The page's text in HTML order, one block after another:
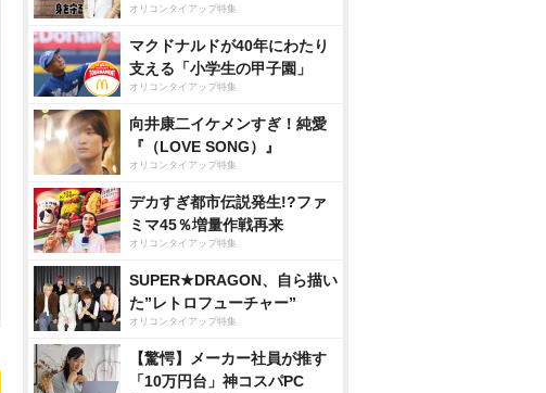
オリコンタイアップ特集
マクドナルドが40年にわたり
支える「小学生の甲子園」
オリコンタイアップ特集
向井康二イケメンすぎ！純愛
『（LOVE SONG）』
オリコンタイアップ特集
デカすぎ都市伝説発生!?ファ
ミマ45％増量作戦再来
オリコンタイアップ特集
SUPER★DRAGON、自ら描い
た”レトロフューチャー”
オリコンタイアップ特集
【驚愕】メーカー社員が推す
「10万円台」神コスパPC